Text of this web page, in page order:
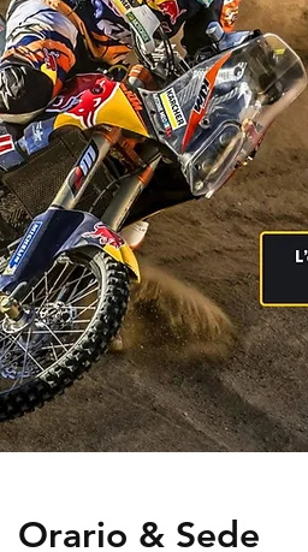
Orario & Sede